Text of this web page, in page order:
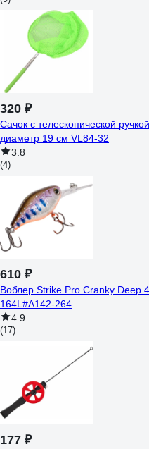
320 ₽
Сачок с телескопической
диаметр 19 см VL84-32
3.8
(4)
610 ₽
Воблер Strike Pro Cranky Deep
164L#A142-264
4.9
(17)
177 ₽